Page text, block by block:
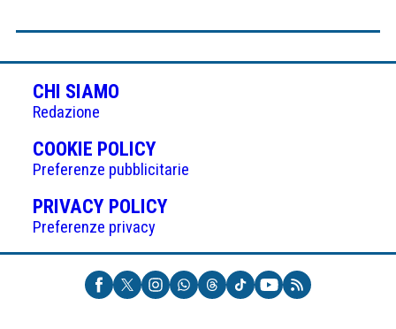
CHI SIAMO
Redazione
COOKIE POLICY(APRE
IN
UNA
NUOVA
Preferenze pubblicitarie
PRIVACY POLICY(APRE
UNA
NUOVA
SCHEDA)
Preferenze privacy